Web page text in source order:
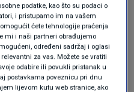
s
podatke, kao što su podaci o
i pristupamo im na vašem
ćete tehnologije praćenja
mi i naši partneri obrađujemo
određeni sadržaj i oglasi
za vas. Možete se vratiti
odabire ili povukli pristanak u
postavkama poveznicu pri dnu
lijevom kutu web stranice, ako